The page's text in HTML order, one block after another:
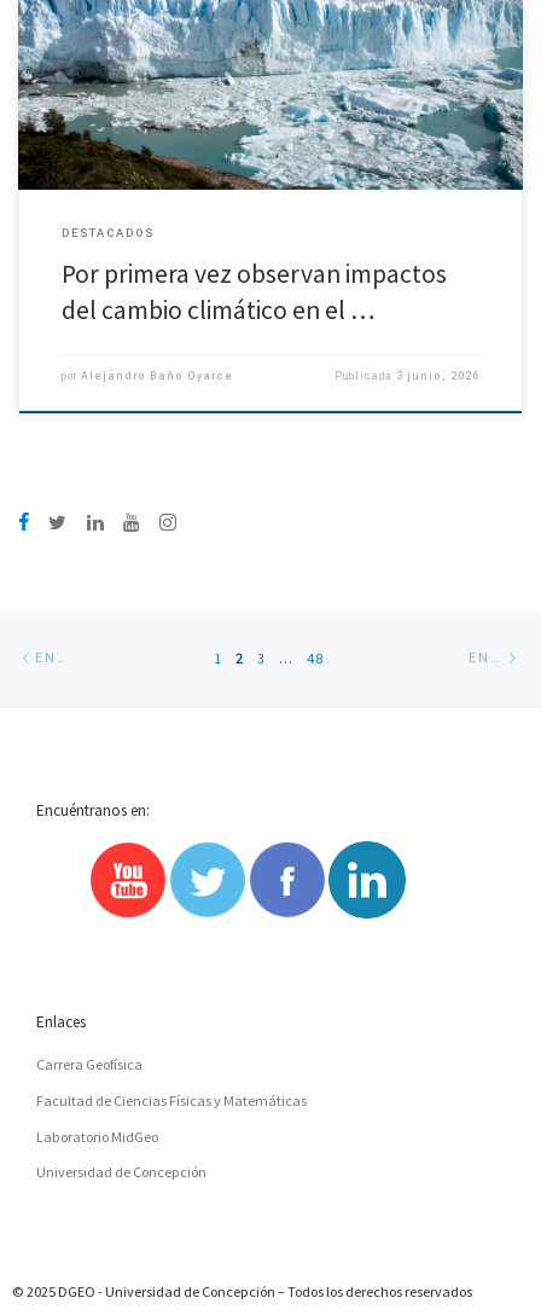
Sólo en 2025 retrocedió 385 metros. Durante décadas el Glaciar Perito
Moreno fue considerado una excepción entre los grandes glaciares de la
Patagonia. Mientras en Campo de Hielo Patagónico Sur […]
DESTACADOS
Por primera vez observan impactos
del cambio climático en el …
por Alejandro Baño Oyarce Publicada 3 junio, 2026
de
1 2 3 … 48
Encuéntranos en:
Enlaces
Carrera Geofísica
Facultad de Ciencias Físicas y Matemáticas
Laboratorio MidGeo
Universidad de Concepción